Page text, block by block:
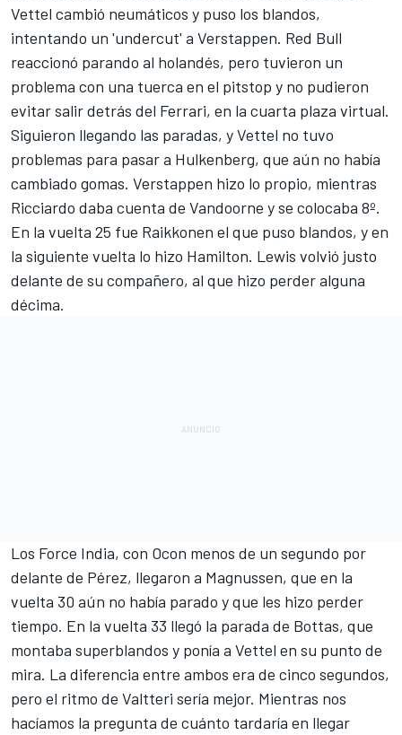
Vettel cambió neumáticos y puso los blandos,
intentando un 'undercut' a Verstappen. Red Bull
reaccionó parando al holandés, pero tuvieron un
problema con una tuerca en el pitstop y no pudieron
evitar salir detrás del Ferrari, en la cuarta plaza virtual.
Siguieron llegando las paradas, y Vettel no tuvo
problemas para pasar a Hulkenberg, que aún no había
cambiado gomas. Verstappen hizo lo propio, mientras
Ricciardo daba cuenta de Vandoorne y se colocaba 8º.
En la vuelta 25 fue Raikkonen el que puso blandos, y en
la siguiente vuelta lo hizo Hamilton. Lewis volvió justo
delante de su compañero, al que hizo perder alguna
décima.
Los Force India, con Ocon menos de un segundo por
delante de Pérez, llegaron a Magnussen, que en la
vuelta 30 aún no había parado y que les hizo perder
tiempo. En la vuelta 33 llegó la parada de Bottas, que
montaba superblandos y ponía a Vettel en su punto de
mira. La diferencia entre ambos era de cinco segundos,
pero el ritmo de Valtteri sería mejor. Mientras nos
hacíamos la pregunta de cuánto tardaría en llegar